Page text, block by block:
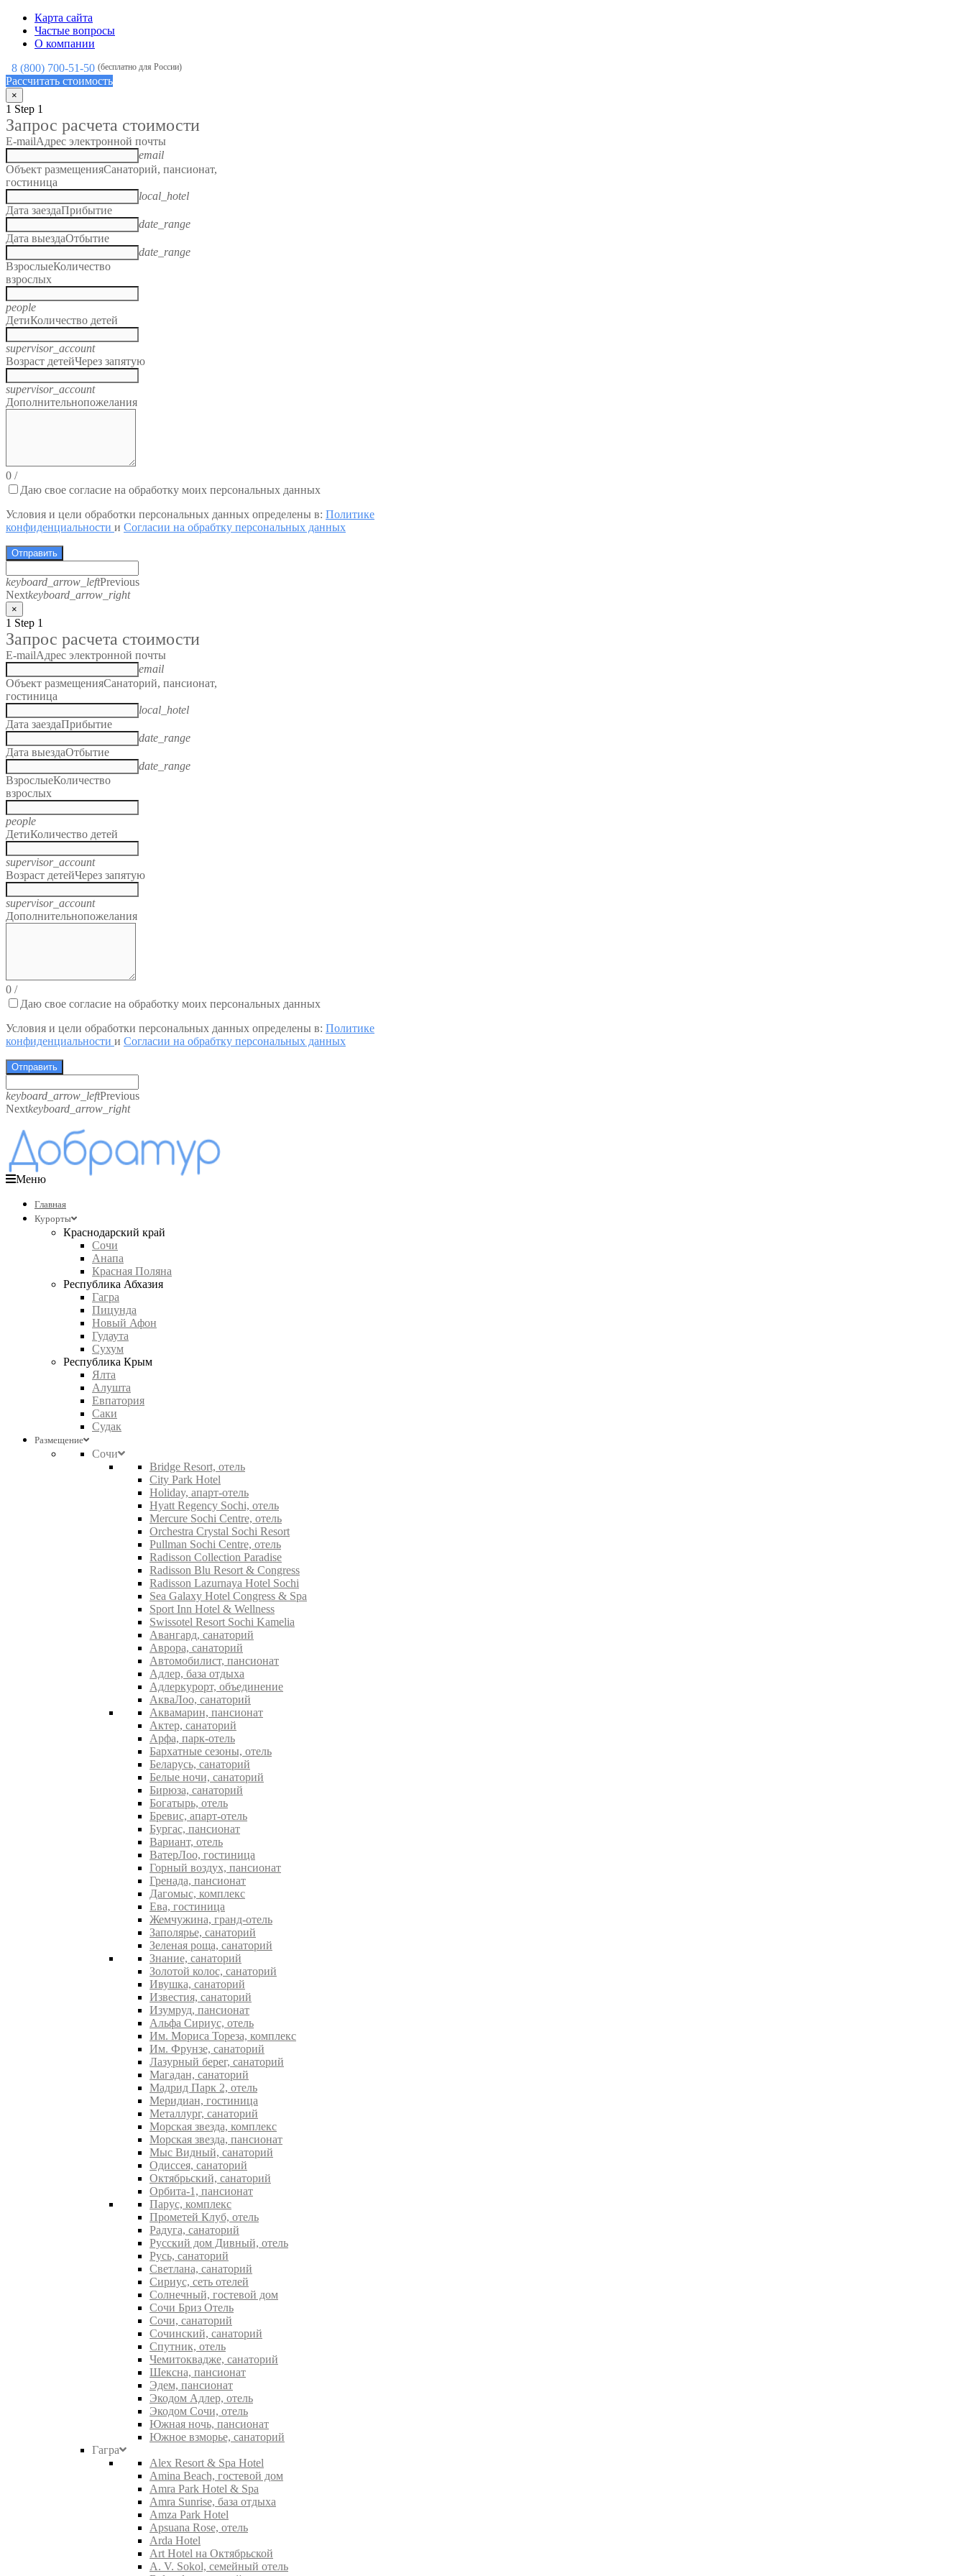
Карта сайта
Частые вопросы
О компании
8 (800) 700-51-50 (бесплатно для России)
Рассчитать стоимость
×
1 Step 1
Запрос расчета стоимости
E-mailАдрес электронной почты
email
Объект размещенияСанаторий, пансионат,
гостиница
local_hotel
Дата заездаПрибытие
date_range
Дата выездаОтбытие
date_range
ВзрослыеКоличество
взрослых
people
ДетиКоличество детей
supervisor_account
Возраст детейЧерез запятую
supervisor_account
Дополнительнопожелания
0 /
Даю свое согласие на обработку моих персональных данных
Условия и цели обработки персональных данных определены в: Политике
конфиденциальности и Согласии на обрабтку персональных данных
Отправить
keyboard_arrow_leftPrevious
Nextkeyboard_arrow_right
×
1 Step 1
Запрос расчета стоимости
E-mailАдрес электронной почты
email
Объект размещенияСанаторий, пансионат,
гостиница
local_hotel
Дата заездаПрибытие
date_range
Дата выездаОтбытие
date_range
ВзрослыеКоличество
взрослых
people
ДетиКоличество детей
supervisor_account
Возраст детейЧерез запятую
supervisor_account
Дополнительнопожелания
0 /
Даю свое согласие на обработку моих персональных данных
Условия и цели обработки персональных данных определены в: Политике
конфиденциальности и Согласии на обрабтку персональных данных
Отправить
keyboard_arrow_leftPrevious
Nextkeyboard_arrow_right
Меню
Главная
Курорты
Краснодарский край
Сочи
Анапа
Красная Поляна
Республика Абхазия
Гагра
Пицунда
Новый Афон
Гудаута
Сухум
Республика Крым
Ялта
Алушта
Евпатория
Саки
Судак
Размещение
Сочи
Bridge Resort, отель
City Park Hotel
Holiday, апарт-отель
Hyatt Regency Sochi, отель
Mercure Sochi Centre, отель
Orchestra Crystal Sochi Resort
Pullman Sochi Centre, отель
Radisson Collection Paradise
Radisson Blu Resort & Congress
Radisson Lazurnaya Hotel Sochi
Sea Galaxy Hotel Congress & Spa
Sport Inn Hotel & Wellness
Swissotel Resort Sochi Kamelia
Авангард, санаторий
Аврора, санаторий
Автомобилист, пансионат
Адлер, база отдыха
Адлеркурорт, объединение
АкваЛоо, санаторий
Аквамарин, пансионат
Актер, санаторий
Арфа, парк-отель
Бархатные сезоны, отель
Беларусь, санаторий
Белые ночи, санаторий
Бирюза, санаторий
Богатырь, отель
Бревис, апарт-отель
Бургас, пансионат
Вариант, отель
ВатерЛоо, гостиница
Горный воздух, пансионат
Гренада, пансионат
Дагомыс, комплекс
Ева, гостиница
Жемчужина, гранд-отель
Заполярье, санаторий
Зеленая роща, санаторий
Знание, санаторий
Золотой колос, санаторий
Ивушка, санаторий
Известия, санаторий
Изумруд, пансионат
Альфа Сириус, отель
Им. Мориса Тореза, комплекс
Им. Фрунзе, санаторий
Лазурный берег, санаторий
Магадан, санаторий
Мадрид Парк 2, отель
Меридиан, гостиница
Металлург, санаторий
Морская звезда, комплекс
Морская звезда, пансионат
Мыс Видный, санаторий
Одиссея, санаторий
Октябрьский, санаторий
Орбита-1, пансионат
Парус, комплекс
Прометей Клуб, отель
Радуга, санаторий
Русский дом Дивный, отель
Русь, санаторий
Светлана, санаторий
Сириус, сеть отелей
Солнечный, гостевой дом
Сочи Бриз Отель
Сочи, санаторий
Сочинский, санаторий
Спутник, отель
Чемитоквадже, санаторий
Шексна, пансионат
Эдем, пансионат
Экодом Адлер, отель
Экодом Сочи, отель
Южная ночь, пансионат
Южное взморье, санаторий
Гагра
Alex Resort & Spa Hotel
Amina Beach, гостевой дом
Amra Park Hotel & Spa
Amra Sunrise, база отдыха
Amza Park Hotel
Apsuana Rose, отель
Arda Hotel
Art Hotel на Октябрьской
A. V. Sokol, семейный отель